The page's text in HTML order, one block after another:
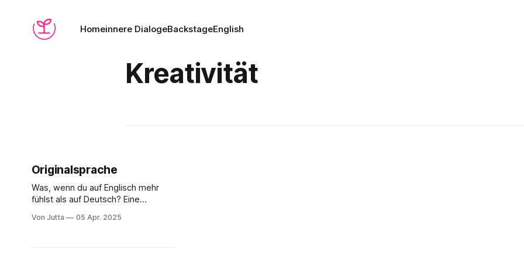
Homeinnere DialogeBackstageEnglish
Kreativität
Originalsprache
Was, wenn du auf Englisch mehr
fühlst als auf Deutsch? Eine
zwischen Nähe, Klarheit und dem
Von Jutta 05 Apr. 2025